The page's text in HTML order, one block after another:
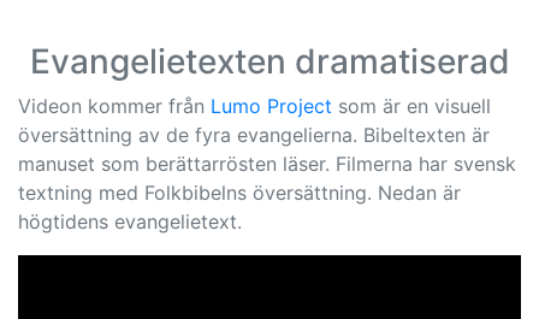
Evangelietexten dramatiserad
Videon kommer från Lumo Project som är en visuell
översättning av de fyra evangelierna. Bibeltexten är
manuset som berättarrösten läser. Filmerna har svensk
textning med Folkbibelns översättning. Nedan är
högtidens evangelietext.